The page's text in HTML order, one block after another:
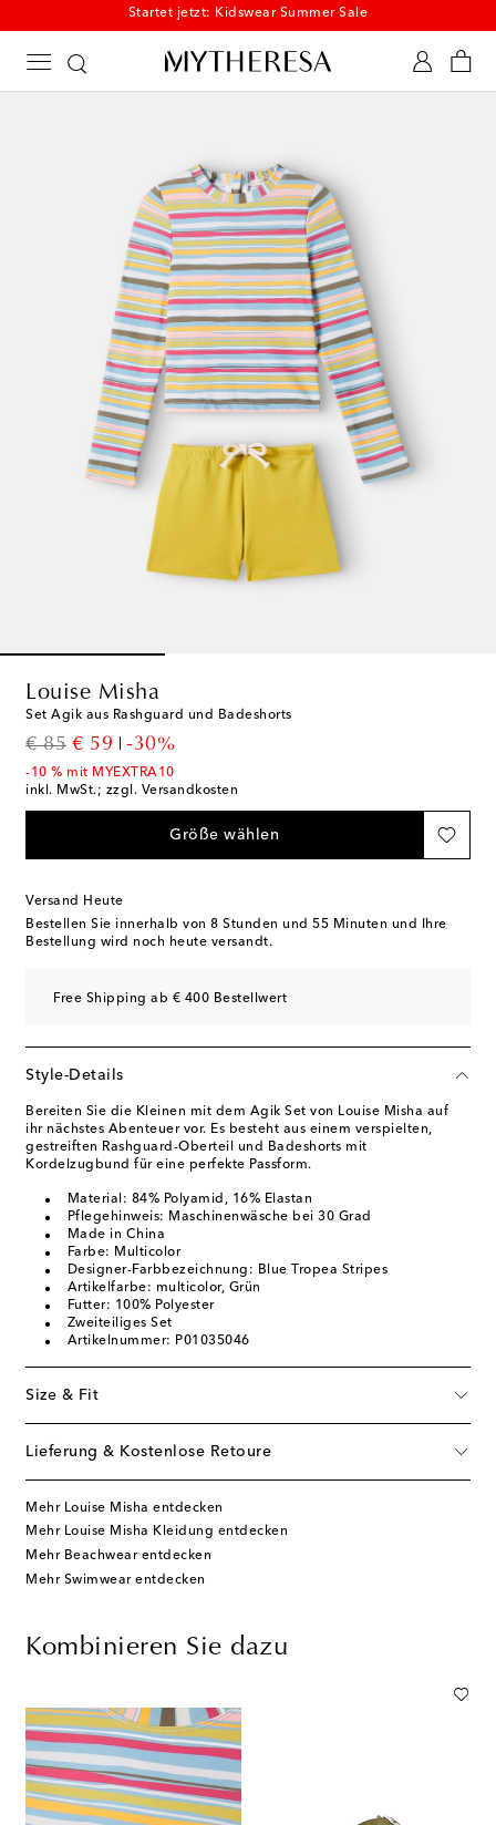
Startet jetzt: Kidswear Summer Sale
Louise Misha
Set Agik aus Rashguard und Badeshorts
€ 85
original price
€ 59
discount price
-30%
-10 % mit MYEXTRA10
inkl. MwSt.; zzgl. Versandkosten
Größe wählen
Versand Heute
Bestellen Sie innerhalb von 8 Stunden und 55 Minuten und Ihre
Bestellung wird noch heute versandt.
Free Shipping ab € 400 Bestellwert
Style-Details
Bereiten Sie die Kleinen mit dem Agik Set von Louise Misha auf
ihr nächstes Abenteuer vor. Es besteht aus einem verspielten,
gestreiften Rashguard-Oberteil und Badeshorts mit
Kordelzugbund für eine perfekte Passform.
Material: 84% Polyamid, 16% Elastan
Pflegehinweis: Maschinenwäsche bei 30 Grad
Made in China
Farbe: Multicolor
Designer-Farbbezeichnung: Blue Tropea Stripes
Artikelfarbe: multicolor, Grün
Futter: 100% Polyester
Zweiteiliges Set
Artikelnummer: P01035046
Size & Fit
Lieferung & Kostenlose Retoure
Mehr Louise Misha entdecken
Mehr Louise Misha Kleidung entdecken
Mehr Beachwear entdecken
Mehr Swimwear entdecken
Kombinieren Sie dazu